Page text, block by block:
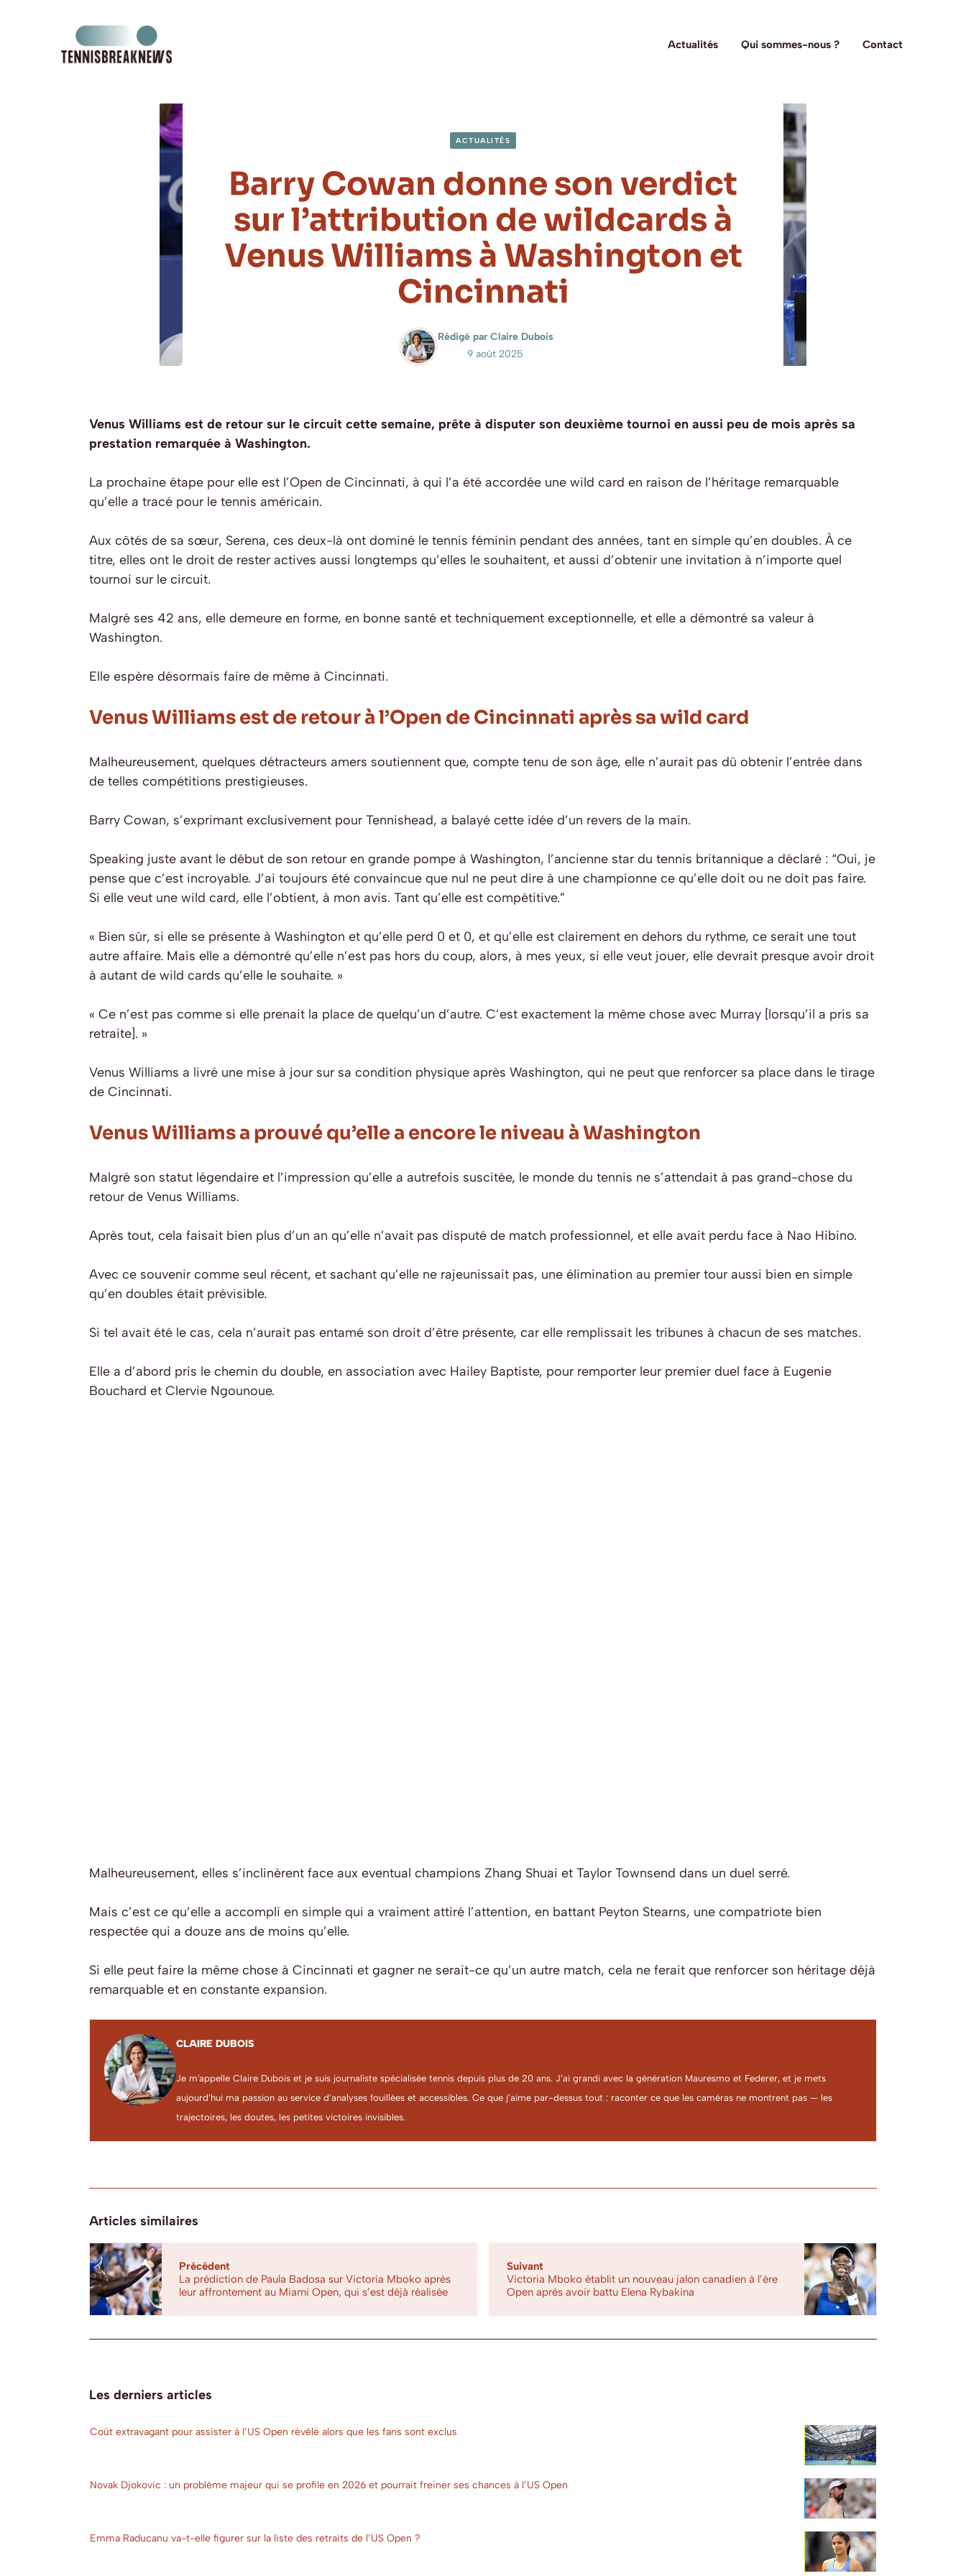
Actualités Qui sommes-nous ? Contact
ACTUALITÉS
Barry Cowan donne son verdict
sur l’attribution de wildcards à
Venus Williams à Washington et
Cincinnati
Rédigé par Claire Dubois
9 août 2025
Venus Williams est de retour sur le circuit cette semaine, prête à disputer son deuxième tournoi en aussi peu de mois après sa
prestation remarquée à Washington.
La prochaine étape pour elle est l’Open de Cincinnati, à qui l’a été accordée une wild card en raison de l’héritage remarquable
qu’elle a tracé pour le tennis américain.
Aux côtés de sa sœur, Serena, ces deux-là ont dominé le tennis féminin pendant des années, tant en simple qu’en doubles. À ce
titre, elles ont le droit de rester actives aussi longtemps qu’elles le souhaitent, et aussi d’obtenir une invitation à n’importe quel
tournoi sur le circuit.
Malgré ses 42 ans, elle demeure en forme, en bonne santé et techniquement exceptionnelle, et elle a démontré sa valeur à
Washington.
Elle espère désormais faire de même à Cincinnati.
Venus Williams est de retour à l’Open de Cincinnati après sa wild card
Malheureusement, quelques détracteurs amers soutiennent que, compte tenu de son âge, elle n’aurait pas dû obtenir l’entrée dans
de telles compétitions prestigieuses.
Barry Cowan, s’exprimant exclusivement pour Tennishead, a balayé cette idée d’un revers de la main.
Speaking juste avant le début de son retour en grande pompe à Washington, l’ancienne star du tennis britannique a déclaré : “Oui, je
pense que c’est incroyable. J’ai toujours été convaincue que nul ne peut dire à une championne ce qu’elle doit ou ne doit pas faire.
Si elle veut une wild card, elle l’obtient, à mon avis. Tant qu’elle est compétitive.”
« Bien sûr, si elle se présente à Washington et qu’elle perd 0 et 0, et qu’elle est clairement en dehors du rythme, ce serait une tout
autre affaire. Mais elle a démontré qu’elle n’est pas hors du coup, alors, à mes yeux, si elle veut jouer, elle devrait presque avoir droit
à autant de wild cards qu’elle le souhaite. »
« Ce n’est pas comme si elle prenait la place de quelqu’un d’autre. C’est exactement la même chose avec Murray [lorsqu’il a pris sa
retraite]. »
Venus Williams a livré une mise à jour sur sa condition physique après Washington, qui ne peut que renforcer sa place dans le tirage
de Cincinnati.
Venus Williams a prouvé qu’elle a encore le niveau à Washington
Malgré son statut légendaire et l’impression qu’elle a autrefois suscitée, le monde du tennis ne s’attendait à pas grand-chose du
retour de Venus Williams.
Après tout, cela faisait bien plus d’un an qu’elle n’avait pas disputé de match professionnel, et elle avait perdu face à Nao Hibino.
Avec ce souvenir comme seul récent, et sachant qu’elle ne rajeunissait pas, une élimination au premier tour aussi bien en simple
qu’en doubles était prévisible.
Si tel avait été le cas, cela n’aurait pas entamé son droit d’être présente, car elle remplissait les tribunes à chacun de ses matches.
Elle a d’abord pris le chemin du double, en association avec Hailey Baptiste, pour remporter leur premier duel face à Eugenie
Bouchard et Clervie Ngounoue.
Malheureusement, elles s’inclinèrent face aux eventual champions Zhang Shuai et Taylor Townsend dans un duel serré.
Mais c’est ce qu’elle a accompli en simple qui a vraiment attiré l’attention, en battant Peyton Stearns, une compatriote bien
respectée qui a douze ans de moins qu’elle.
Si elle peut faire la même chose à Cincinnati et gagner ne serait-ce qu’un autre match, cela ne ferait que renforcer son héritage déjà
remarquable et en constante expansion.
CLAIRE DUBOIS
Je m'appelle Claire Dubois et je suis journaliste spécialisée tennis depuis plus de 20 ans. J’ai grandi avec la génération Mauresmo et Federer, et je mets
aujourd’hui ma passion au service d’analyses fouillées et accessibles. Ce que j’aime par-dessus tout : raconter ce que les caméras ne montrent pas — les
trajectoires, les doutes, les petites victoires invisibles.
Articles similaires
Précédent
La prédiction de Paula Badosa sur Victoria Mboko après
leur affrontement au Miami Open, qui s’est déjà réalisée
Suivant
Victoria Mboko établit un nouveau jalon canadien à l’ère
Open après avoir battu Elena Rybakina
Les derniers articles
Coût extravagant pour assister à l’US Open révélé alors que les fans sont exclus
Novak Djokovic : un problème majeur qui se profile en 2026 et pourrait freiner ses chances à l’US Open
Emma Raducanu va-t-elle figurer sur la liste des retraits de l’US Open ?